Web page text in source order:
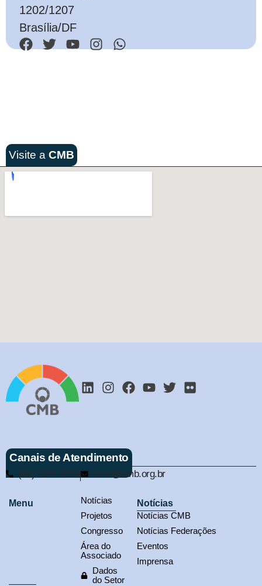
1202/1207
Brasília/DF
Visite a CMB
Canais de Atendimento
(61) 3321-9563 cmb@cmb.org.br
Menu
Notícias
Projetos
Congresso
Área do
Associado
Dados
do Setor
Notícias
Notícias CMB
Notícias Federações
Eventos
Imprensa